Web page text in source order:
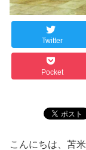
Twitter
Pocket
こんにちは、苫